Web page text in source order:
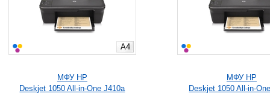
A4
МФУ HP
Deskjet 1050 All-in-One J410a
МФУ HP
Deskjet 1050 All-in-